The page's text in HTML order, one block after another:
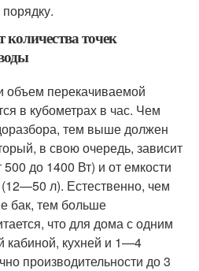
точек
объем перекачиваемой
в кубометрах в час. Чем
тем выше должен
в свою очередь, зависит
до 1400 Вт) и от емкости
(12—50 л). Естественно, чем
бак, тем больше
что для дома с одним
кабиной, кухней и 1—4
производительности до 3